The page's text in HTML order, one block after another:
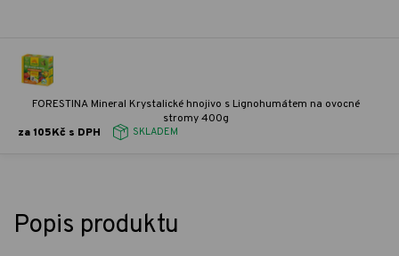
FORESTINA Mineral Krystalické hnojivo s Lignohumátem na ovocné
stromy 400g
za 105Kč s DPH
SKLADEM
Popis produktu